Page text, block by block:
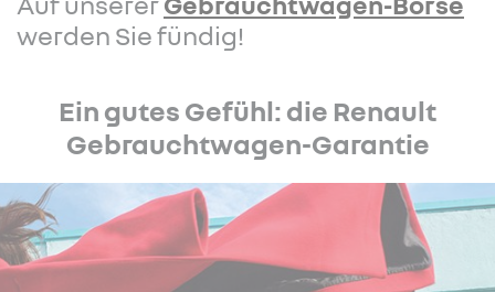
werden Sie fündig!
Ein gutes Gefühl: die Renault
Gebrauchtwagen-Garantie